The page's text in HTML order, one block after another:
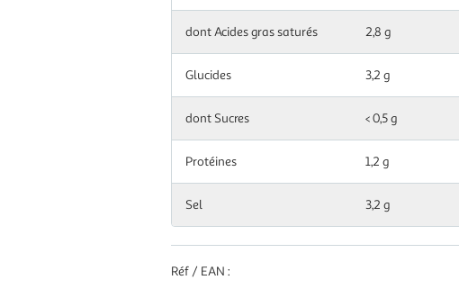
dont Acides gras saturés 2,8 g
Glucides 3,2 g
dont Sucres < 0,5 g
Protéines 1,2 g
Sel 3,2 g
Réf / EAN :